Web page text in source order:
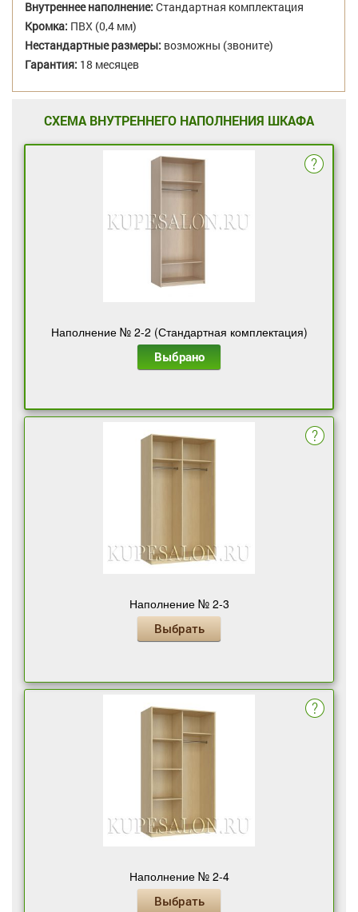
Внутреннее наполнение: Стандартная комплектация
Кромка: ПВХ (0,4 мм)
Нестандартные размеры: возможны (звоните)
Гарантия: 18 месяцев
СХЕМА ВНУТРЕННЕГО НАПОЛНЕНИЯ ШКАФА
Наполнение № 2-2 (Стандартная комплектация)
Выбрано
Наполнение № 2-3
Выбрать
Наполнение № 2-4
Выбрать